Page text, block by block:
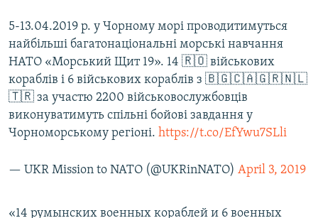
5-13.04.2019 р. у Чорному морі проводитимуться
найбільші багатонаціональні морські навчання
НАТО «Морський Щит 19». 14 🇷🇴 військових
кораблів і 6 військових кораблів з 🇧🇬🇨🇦🇬🇷🇳🇱
🇹🇷 за участю 2200 військовослужбовців
виконуватимуть спільні бойові завдання у
Чорноморському регіоні. https://t.co/EfYwu7SLli
— UKR Mission to NATO (@UKRinNATO) April 3, 2019
«14 румынских военных кораблей и 6 военных